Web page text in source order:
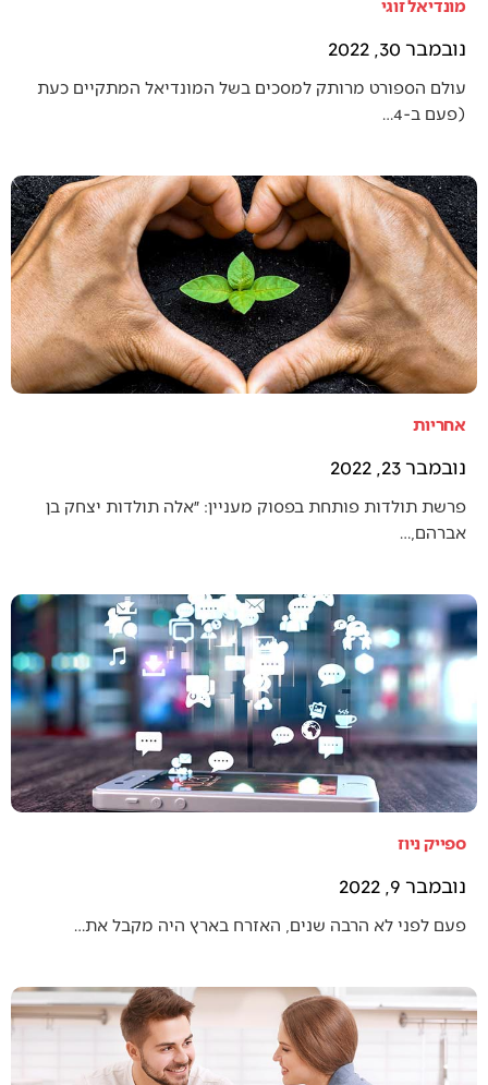
מונדיאל זוגי
נובמבר 30, 2022
עולם הספורט מרותק למסכים בשל המונדיאל המתקיים כעת
(פעם ב-4…
אחריות
נובמבר 23, 2022
פרשת תולדות פותחת בפסוק מעניין: ״אלה תולדות יצחק בן
אברהם,…
ספייק ניוז
נובמבר 9, 2022
פעם לפני לא הרבה שנים, האזרח בארץ היה מקבל את…